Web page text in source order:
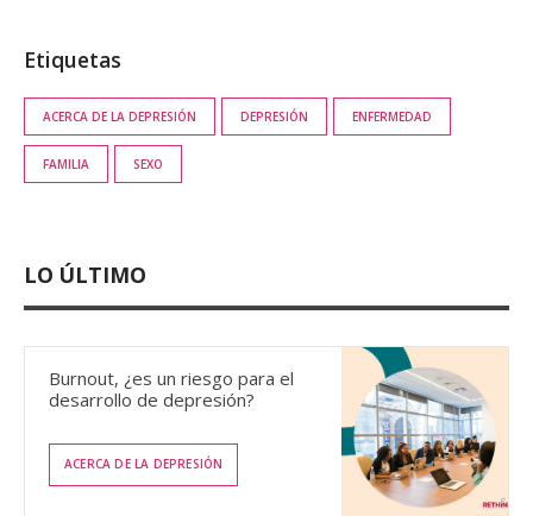
Etiquetas
ACERCA DE LA DEPRESIÓN DEPRESIÓN ENFERMEDAD
FAMILIA SEXO
LO ÚLTIMO
Burnout, ¿es un riesgo para el
desarrollo de depresión?
ACERCA DE LA DEPRESIÓN